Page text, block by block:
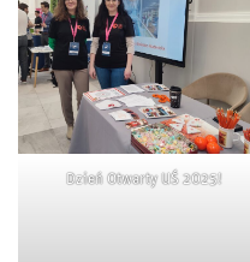
Dzień Otwarty UŚ 2025!